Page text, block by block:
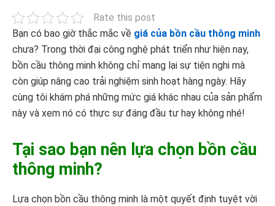
Rate this post
Bạn có bao giờ thắc mắc về giá của bồn cầu thông minh
chưa? Trong thời đại công nghệ phát triển như hiện nay,
bồn cầu thông minh không chỉ mang lại sự tiện nghi mà
còn giúp nâng cao trải nghiệm sinh hoạt hàng ngày. Hãy
cùng tôi khám phá những mức giá khác nhau của sản phẩm
này và xem nó có thực sự đáng đầu tư hay không nhé!
Tại sao bạn nên lựa chọn bồn cầu
thông minh?
Lựa chọn bồn cầu thông minh là một quyết định tuyệt vời